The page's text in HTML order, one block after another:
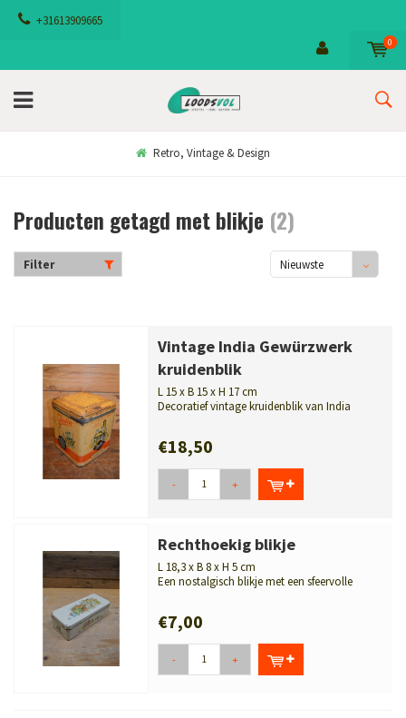
+31613909665
0
Retro, Vintage & Design
Producten getagd met blikje (2)
Filter
Nieuwste
Vintage India Gewürzwerk
kruidenblik
L 15 x B 15 x H 17 cm
Decoratief vintage kruidenblik van India
€18,50
- +
Rechthoekig blikje
L 18,3 x B 8 x H 5 cm
Een nostalgisch blikje met een sfeervolle
€7,00
- +